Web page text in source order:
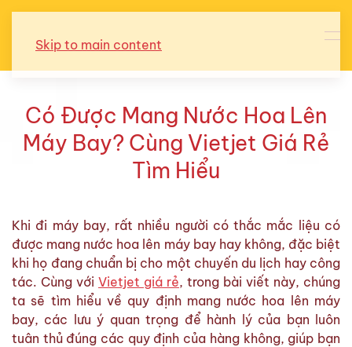
Skip to main content
Có Được Mang Nước Hoa Lên
Máy Bay? Cùng Vietjet Giá Rẻ
Tìm Hiểu
Khi đi máy bay, rất nhiều người có thắc mắc liệu có
được mang nước hoa lên máy bay hay không, đặc biệt
khi họ đang chuẩn bị cho một chuyến du lịch hay công
tác. Cùng với Vietjet giá rẻ, trong bài viết này, chúng
ta sẽ tìm hiểu về quy định mang nước hoa lên máy
bay, các lưu ý quan trọng để hành lý của bạn luôn
tuân thủ đúng các quy định của hàng không, giúp bạn